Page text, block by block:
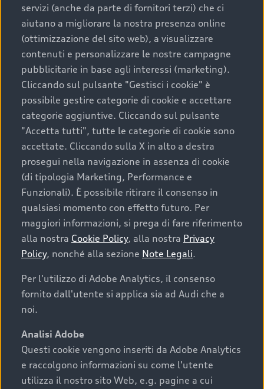
servizi (anche da parte di fornitori terzi) che ci
aiutano a migliorare la nostra presenza online
(ottimizzazione del sito web), a visualizzare
contenuti e personalizzare le nostre campagne
pubblicitarie in base agli interessi (marketing).
Cliccando sul pulsante "Gestisci i cookie" è
possibile gestire categorie di cookie e accettare
categorie aggiuntive. Cliccando sul pulsante
"Accetta tutti", tutte le categorie di cookie sono
accettate. Cliccando sulla X in alto a destra
prosegui nella navigazione in assenza di cookie
(di tipologia Marketing, Performance e
Funzionali). È possibile ritirare il consenso in
qualsiasi momento con effetto futuro. Per
maggiori informazioni, si prega di fare riferimento
alla nostra Cookie Policy, alla nostra Privacy
Policy, nonché alla sezione Note Legali.
Per l'utilizzo di Adobe Analytics, il consenso
fornito dall'utente si applica sia ad Audi che a
noi.
Analisi Adobe
Questi cookie vengono inseriti da Adobe Analytics
e raccolgono informazioni su come l'utente
utilizza il nostro sito Web, e.g. pagine a cui
La qualità di acquistare
un’auto usata Audi
Scegliere un’auto usata è una decisione che coniuga
convenienza, affidabilità e sostenibilità. Per fare un
acquisto sicuro, è essenziale considerare aspetti
determinanti come la garanzia inclusa e l’affidabilità del
marchio. Audi offre l’auto usata perfetta tramite Audi
Prima Scelta :plus
Cosa sapere prima di
acquistare la tua prossima
auto
I requisiti fondamentali da considerare prima di
acquistare un’auto usata, oltre al prezzo e all'aspetto,
chilometraggio: un valore contenuto corrisponde a
uno stato migliore del veicolo e a una maggiore
durata nel tempo;